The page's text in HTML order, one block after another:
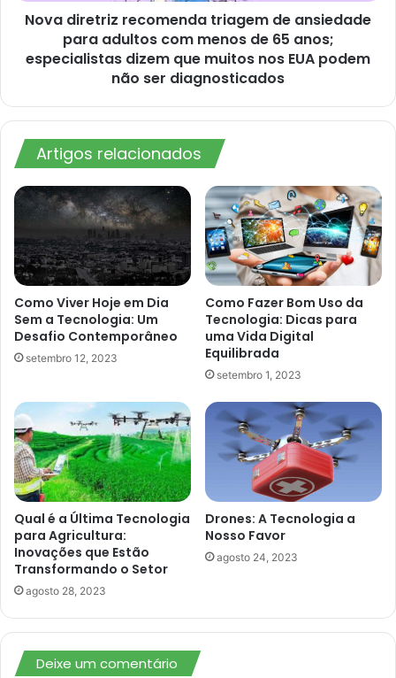
menos
65
dizem
muitos
nos
EUA
podem
ser
diagnosticados
Nova diretriz recomenda triagem de ansiedade
para adultos com menos de 65 anos;
especialistas dizem que muitos nos EUA podem
não ser diagnosticados
Artigos relacionados
Como Viver Hoje em Dia
Sem a Tecnologia: Um
Desafio Contemporâneo
setembro 12, 2023
Como Fazer Bom Uso da
Tecnologia: Dicas para
uma Vida Digital
Equilibrada
setembro 1, 2023
Qual é a Última Tecnologia
para Agricultura:
Inovações que Estão
Transformando o Setor
agosto 28, 2023
Drones: A Tecnologia a
Nosso Favor
agosto 24, 2023
Deixe um comentário